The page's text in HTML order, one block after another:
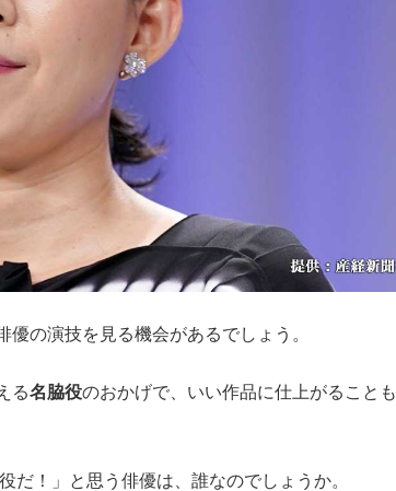
の演技を見る機会があるでしょう。
る名脇役のおかげで、いい作品に仕上がることも
だ！」と思う俳優は、誰なのでしょうか。